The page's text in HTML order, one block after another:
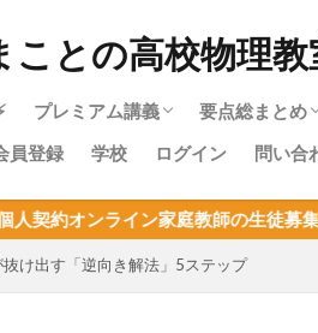
ことの高校物理教
プレミアム講義
物理やり直しガイド｜高校物理を
使うあなたへ
物理基礎・最短攻略パック紹介
目次：物理基礎
力学・最短攻略パック紹介
目次：力学
熱力学・最短攻略パック紹介
目次：熱力学
波動・最短攻略パック紹介
目次：波動
電磁気・最短攻略パック紹介
目次：電磁気
原子・最短攻略パック紹介
目次：原子
要点総まとめ
物理基礎ま
員登録
学校 ログイン 問い合
庭教師の生徒募集！物理はもちろん
け出す「逆向き解法」5ステップ